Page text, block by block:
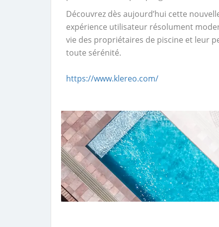
Découvrez dès aujourd’hui cette
expérience utilisateur résolument
vie des propriétaires de piscine et leur
toute sérénité.
https://www.klereo.com/